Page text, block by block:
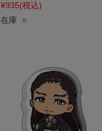
¥935(税込)
在庫 ○